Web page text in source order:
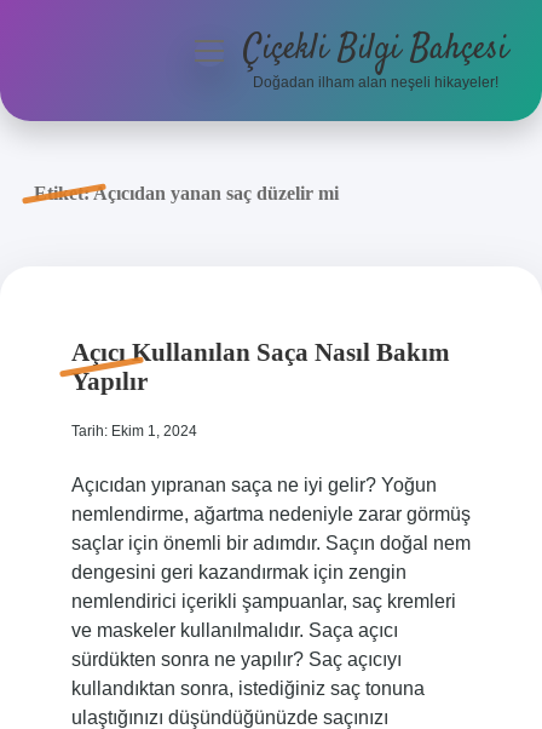
Anasayfa
menüyüÇiçekli Bilgi Bahçesi
Doğadan ilham alan neşeli hikayeler!
Etiket:Açıcıdan yanan saç düzelir mi
Açıcı Kullanılan Saça Nasıl Bakım
Yapılır
Tarih: Ekim 1, 2024
Açıcıdan yıpranan saça ne iyi gelir? Yoğun
nemlendirme, ağartma nedeniyle zarar görmüş
saçlar için önemli bir adımdır. Saçın doğal nem
dengesini geri kazandırmak için zengin
nemlendirici içerikli şampuanlar, saç kremleri
ve maskeler kullanılmalıdır. Saça açıcı
sürdükten sonra ne yapılır? Saç açıcıyı
kullandıktan sonra, istediğiniz saç tonuna
ulaştığınızı düşündüğünüzde saçınızı